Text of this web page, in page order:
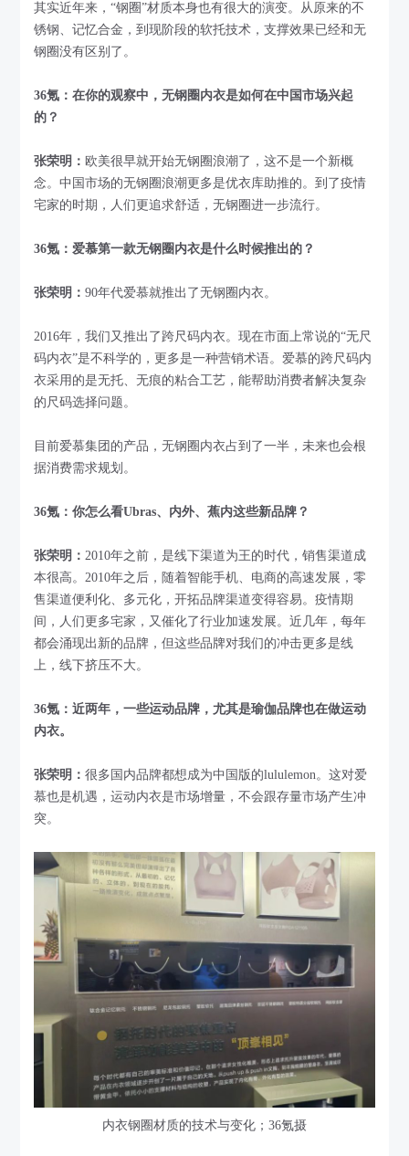
其实近年来，“钢圈”材质本身也有很大的演变。从原来的不
锈钢、记忆合金，到现阶段的软托技术，支撑效果已经和无
钢圈没有区别了。
36氪：在你的观察中，无钢圈内衣是如何在中国市场兴起
的？
张荣明： 欧美很早就开始无钢圈浪潮了，这不是一个新概
念。中国市场的无钢圈浪潮更多是优衣库助推的。到了疫情
宅家的时期，人们更追求舒适，无钢圈进一步流行。
36氪：爱慕第一款无钢圈内衣是什么时候推出的？
张荣明：90年代爱慕就推出了无钢圈内衣。
2016年，我们又推出了跨尺码内衣。现在市面上常说的“无尺
码内衣”是不科学的，更多是一种营销术语。爱慕的跨尺码内
衣采用的是无托、无痕的粘合工艺，能帮助消费者解决复杂
的尺码选择问题。
目前爱慕集团的产品，无钢圈内衣占到了一半，未来也会根
据消费需求规划。
36氪：你怎么看Ubras、内外、蕉内这些新品牌？
张荣明：2010年之前，是线下渠道为王的时代，销售渠道成
本很高。2010年之后，随着智能手机、电商的高速发展，零
售渠道便利化、多元化，开拓品牌渠道变得容易。疫情期
间，人们更多宅家，又催化了行业加速发展。近几年，每年
都会涌现出新的品牌，但这些品牌对我们的冲击更多是线
上，线下挤压不大。
36氪：近两年，一些运动品牌，尤其是瑜伽品牌也在做运动
内衣。
张荣明：很多国内品牌都想成为中国版的lululemon。这对爱
慕也是机遇，运动内衣是市场增量，不会跟存量市场产生冲
突。
内衣钢圈材质的技术与变化；36氪摄